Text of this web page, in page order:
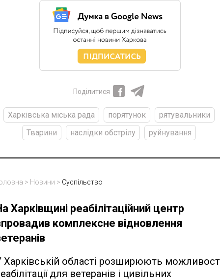
Поділитися
Харківська міська рада порятунок
рятувальники
Тварини
наслідки обстрілу руйнування
> Новини > Суспільство
Харківщині реабілітаційний центр
комплексне відновлення
Харківській області розширюють
для ветеранів і цивільних